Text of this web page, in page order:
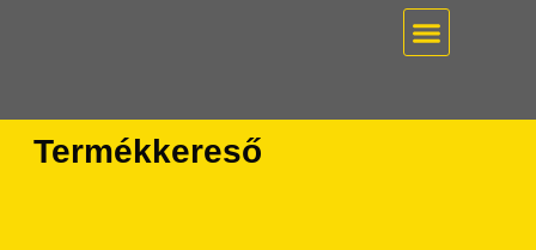
Termékkereső